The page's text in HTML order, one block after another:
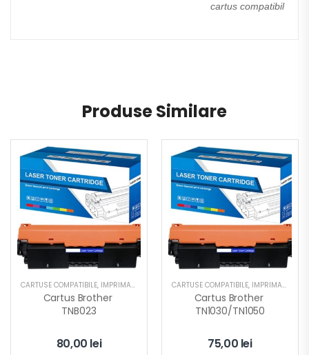
cartus compatibil
Produse Similare
CARTUSE COMPATIBILE, IMPRIMANTA
Cartus Brother
TNB023
80,00 lei
CARTUSE COMPATIBILE, IMPRIMANTA
Cartus Brother
TN1030/TN1050
75,00 lei